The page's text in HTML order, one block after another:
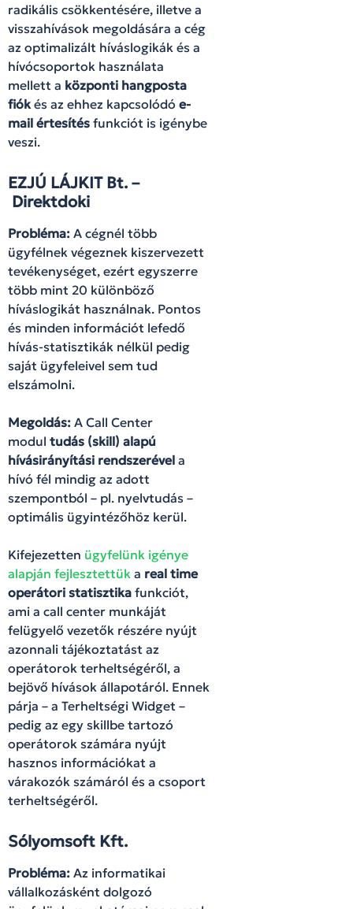
radikális csökkentésére, illetve a
visszahívások megoldására a cég
az optimalizált híváslogikák és a
hívócsoportok használata
mellett a központi hangposta
fiók és az ehhez kapcsolódó e-
mail értesítés funkciót is igénybe
veszi.
EZJÚ LÁJKIT Bt. –
Direktdoki
Probléma: A cégnél több
ügyfélnek végeznek kiszervezett
tevékenységet, ezért egyszerre
több mint 20 különböző
híváslogikát használnak. Pontos
és minden információt lefedő
hívás-statisztikák nélkül pedig
saját ügyfeleivel sem tud
elszámolni.
Megoldás: A Call Center
modul tudás (skill) alapú
hívásirányítási rendszerével a
hívó fél mindig az adott
szempontból – pl. nyelvtudás –
optimális ügyintézőhöz kerül.
Kifejezetten ügyfelünk igénye
alapján fejlesztettük a real time
operátori statisztika funkciót,
ami a call center munkáját
felügyelő vezetők részére nyújt
azonnali tájékoztatást az
operátorok terheltségéről, a
bejövő hívások állapotáról. Ennek
párja – a Terheltségi Widget –
pedig az egy skillbe tartozó
operátorok számára nyújt
hasznos információkat a
várakozók számáról és a csoport
terheltségéről.
Sólyomsoft Kft.
Probléma: Az informatikai
vállalkozásként dolgozó